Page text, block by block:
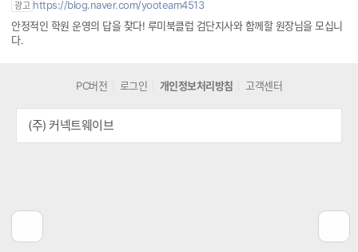
AI 독서코칭 루미북클럽
광고 https://blog.naver.com/yooteam4513
PC버전 로그인 개인정보처리방침 고객센터